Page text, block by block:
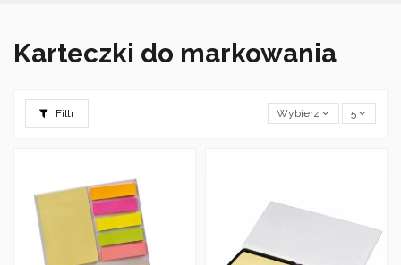
Karteczki do markowania
Filtr Wybierz 5